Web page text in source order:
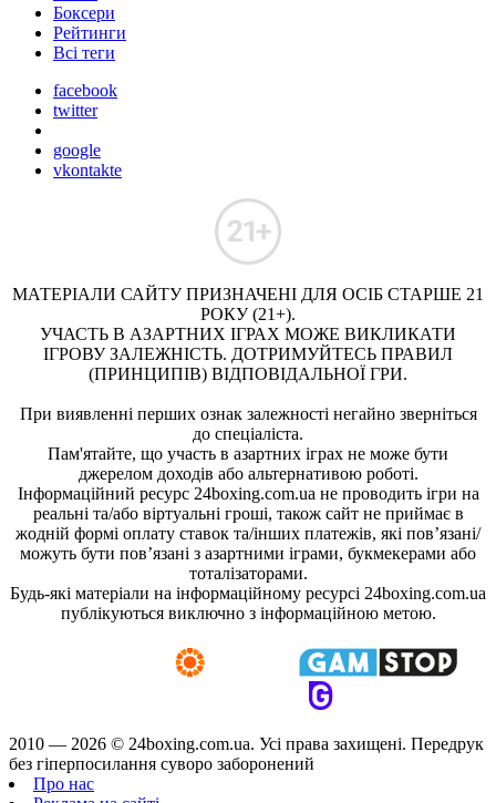
Боксери
Рейтинги
Всі теги
facebook
twitter
google
vkontakte
МАТЕРІАЛИ САЙТУ ПРИЗНАЧЕНІ ДЛЯ ОСІБ СТАРШЕ 21
РОКУ (21+).
УЧАСТЬ В АЗАРТНИХ ІГРАХ МОЖЕ ВИКЛИКАТИ
ІГРОВУ ЗАЛЕЖНІСТЬ. ДОТРИМУЙТЕСЬ ПРАВИЛ
(ПРИНЦИПІВ) ВІДПОВІДАЛЬНОЇ ГРИ.
При виявленні перших ознак залежності негайно зверніться
до спеціаліста.
Пам'ятайте, що участь в азартних іграх не може бути
джерелом доходів або альтернативою роботі.
Інформаційний ресурс 24boxing.com.ua не проводить ігри на
реальні та/або віртуальні гроші, також сайт не приймає в
жодній формі оплату ставок та/інших платежів, які пов’язані/
можуть бути пов’язані з азартними іграми, букмекерами або
тоталізаторами.
Будь-які матеріали на інформаційному ресурсі 24boxing.com.ua
публікуються виключно з інформаційною метою.
2010 — 2026 © 24boxing.com.ua. Усi права захищенi. Передрук
без гіперпосилання суворо заборонений
Про нас